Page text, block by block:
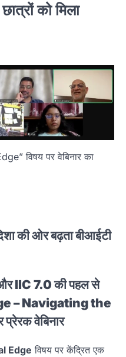
को मिला
विषय पर वेबिनार का
की ओर बढ़ता बीआईटी
IIC 7.0 की पहल से
– Navigating the
वेबिनार
Edge विषय पर केंद्रित एक